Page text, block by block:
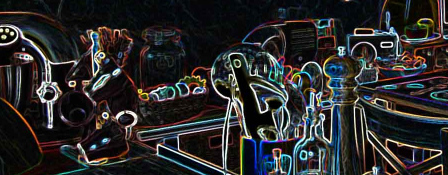
Tarte à la pralinoise et aux
noisettes
Colombo de crevettes au lait
de coco Tarte aux pommes, au miel et
aux amandes
Choux de
chorizo et à la
2